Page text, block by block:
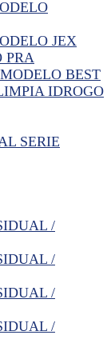
JEX
PRA
BEST
IDROGO
SERIE
/
/
/
/